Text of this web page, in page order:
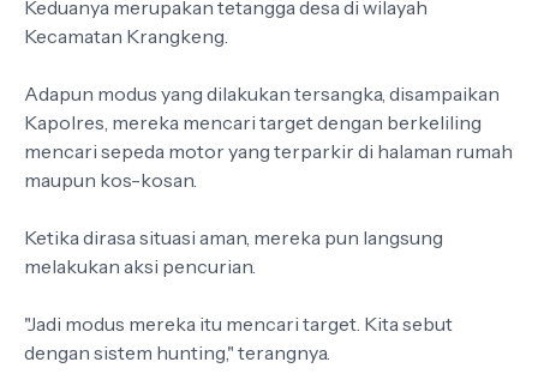
Keduanya merupakan tetangga desa di wilayah
Kecamatan Krangkeng.
Adapun modus yang dilakukan tersangka, disampaikan
Kapolres, mereka mencari target dengan berkeliling
mencari sepeda motor yang terparkir di halaman rumah
maupun kos-kosan.
Ketika dirasa situasi aman, mereka pun langsung
melakukan aksi pencurian.
"Jadi modus mereka itu mencari target. Kita sebut
dengan sistem hunting," terangnya.